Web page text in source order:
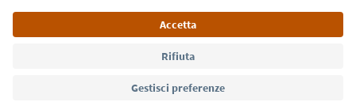
Alto Adige B2B